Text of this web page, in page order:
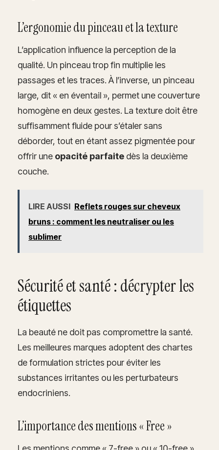
L’ergonomie du pinceau et la texture
L’application influence la perception de la
qualité. Un pinceau trop fin multiplie les
passages et les traces. À l’inverse, un pinceau
large, dit « en éventail », permet une couverture
homogène en deux gestes. La texture doit être
suffisamment fluide pour s’étaler sans
déborder, tout en étant assez pigmentée pour
offrir une opacité parfaite dès la deuxième
couche.
LIRE AUSSI Reflets rouges sur cheveux
bruns : comment les neutraliser ou les
sublimer
Sécurité et santé : décrypter les
étiquettes
La beauté ne doit pas compromettre la santé.
Les meilleures marques adoptent des chartes
de formulation strictes pour éviter les
substances irritantes ou les perturbateurs
endocriniens.
L’importance des mentions « Free »